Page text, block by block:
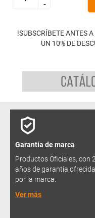
-
-
!SUBSCRÍBETE ANTES
UN 10% DE
Garantía de marca
Productos Oficiales, con 2
años de garantía ofrecida
por la marca.
Ver más